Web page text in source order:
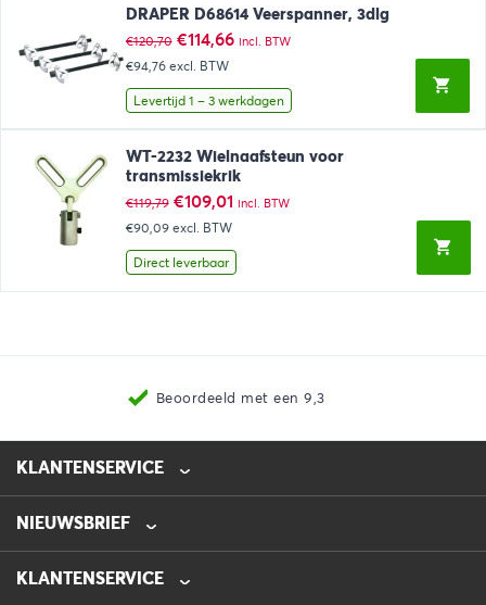
DRAPER D68614 Veerspanner, 3dlg
€120,70 Oorspronkelijke
prijs
was:
€120,70.
€114,66Huidige
€114,66.
incl. BTW
€94,76 excl. BTW
Levertijd 1 – 3 werkdagen
WT-2232 Wielnaafsteun voor
transmissiekrik
€119,79 Oorspronkelijke
prijs
was:
€119,79.
€109,01Huidige
prijs
€109,01.
incl. BTW
€90,09 excl. BTW
Direct leverbaar
Nieuwste producten
KLANTENSERVICE
0475-218632
info@automotive-line.nl
NIEUWSBRIEF
KLANTENSERVICE